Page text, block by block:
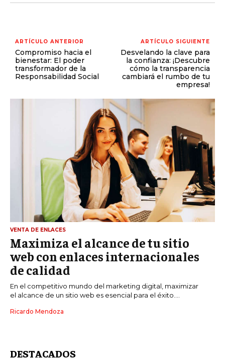
ARTÍCULO ANTERIOR
Compromiso hacia el
bienestar: El poder
transformador de la
Responsabilidad Social
ARTÍCULO SIGUIENTE
Desvelando la clave para
la confianza: ¡Descubre
cómo la transparencia
cambiará el rumbo de tu
empresa!
VENTA DE ENLACES
Maximiza el alcance de tu sitio
web con enlaces internacionales
de calidad
En el competitivo mundo del marketing digital, maximizar
el alcance de un sitio web es esencial para el éxito....
Ricardo Mendoza
DESTACADOS